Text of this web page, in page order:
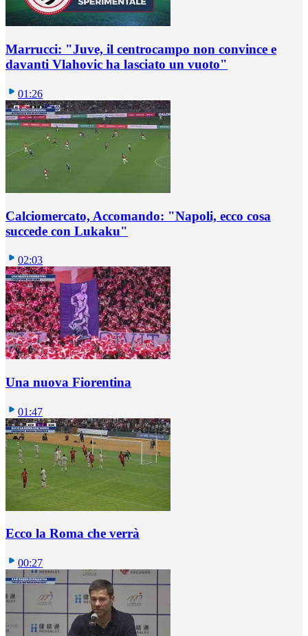
Marrucci: "Juve, il centrocampo non convince e
davanti Vlahovic ha lasciato un vuoto"
01:26
Calciomercato, Accomando: "Napoli, ecco cosa
succede con Lukaku"
02:03
Una nuova Fiorentina
01:47
Ecco la Roma che verrà
00:27